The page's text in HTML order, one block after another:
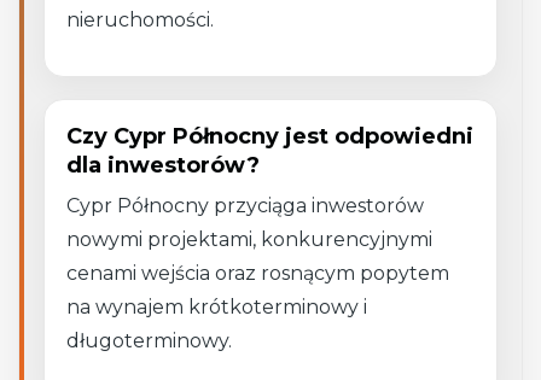
nieruchomości.
Czy Cypr Północny jest odpowiedni
dla inwestorów?
Cypr Północny przyciąga inwestorów
nowymi projektami, konkurencyjnymi
cenami wejścia oraz rosnącym popytem
na wynajem krótkoterminowy i
długoterminowy.